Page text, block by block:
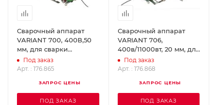
Сварочный аппарат
VARIANT 700, 400В,50
мм, для сварки
внахлест. LEISTER
176.865
Под заказ
Арт. : 176.865
ЗАПРОС ЦЕНЫ
ПОД ЗАКАЗ
Сварочный аппарат
VARIANT 706,
400в/11000вт, 20 мм, для
двойной сварки
внахлест. LEISTER
Под заказ
Арт. : 176.868
ЗАПРОС ЦЕНЫ
ПОД ЗАКАЗ